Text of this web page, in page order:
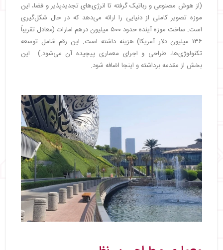
(از هوش مصنوعی و رباتیک گرفته تا انرژی‌های تجدیدپذیر و فضا، این
موزه تصویر کاملی از دنیایی را ارائه می‌دهد که در حال شکل‌گیری
است. ساخت موزه آینده حدود ۵۰۰ میلیون درهم امارات (معادل تقریباً
۱۳۶ میلیون دلار آمریکا) هزینه داشته است. این رقم شامل توسعه
تکنولوژی‌ها، طراحی و اجرای معماری پیچیده آن می‌شود.) این
بخش از مقدمه برداشته و اینجا اضافه شود.